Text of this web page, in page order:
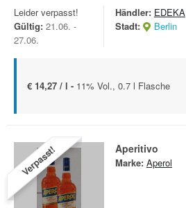
Leider verpasst!
Gültig: 21.06. -
27.06.
Händler: EDEKA
Stadt:
Berlin
€ 14,27 / l - 11% Vol., 0.7 l Flasche
Verpasst! Aperitivo
Marke: Aperol